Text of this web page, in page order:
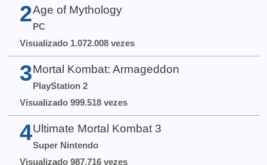
2 Age of Mythology
PC
Visualizado 1.072.008 vezes
3 Mortal Kombat: Armageddon
PlayStation 2
Visualizado 999.518 vezes
4 Ultimate Mortal Kombat 3
Super Nintendo
Visualizado 987.716 vezes